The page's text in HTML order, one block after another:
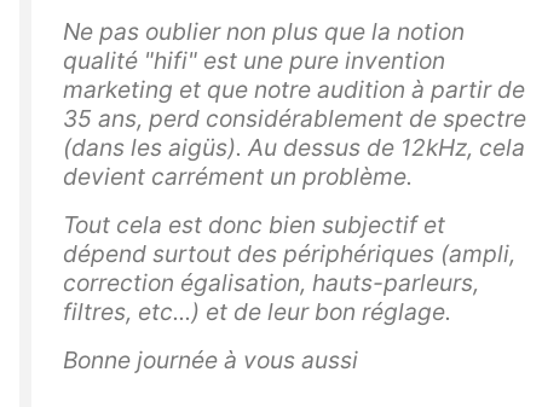
Ne pas oublier non plus que la notion
qualité "hifi" est une pure invention
marketing et que notre audition à partir de
35 ans, perd considérablement de spectre
(dans les aigüs). Au dessus de 12kHz, cela
devient carrément un problème.
Tout cela est donc bien subjectif et
dépend surtout des périphériques (ampli,
correction égalisation, hauts-parleurs,
filtres, etc...) et de leur bon réglage.
Bonne journée à vous aussi